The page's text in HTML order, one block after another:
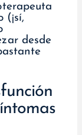
(¡sí,
desde